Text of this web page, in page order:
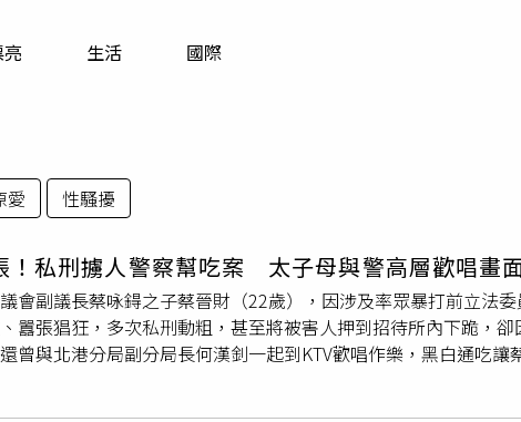
運勢
生活 國際
愛 性騷擾
！私刑擄人警察幫吃案 太子母與警高層歡唱畫
會副議長蔡咏鍀之子蔡晉財（22歲），因涉及率眾暴打前立法
囂張猖狂，多次私刑動粗，甚至將被害人押到招待所內下跪，
曾與北港分局副分局長何漢釗一起到KTV歡唱作樂，黑白通吃讓
「黑義」，在當地可謂黑白通吃、「喊水會結凍」，姑姑是民
，而蔡晉財是黃美蘭獨子，自幼深得母親疼愛，他年紀輕輕且沒